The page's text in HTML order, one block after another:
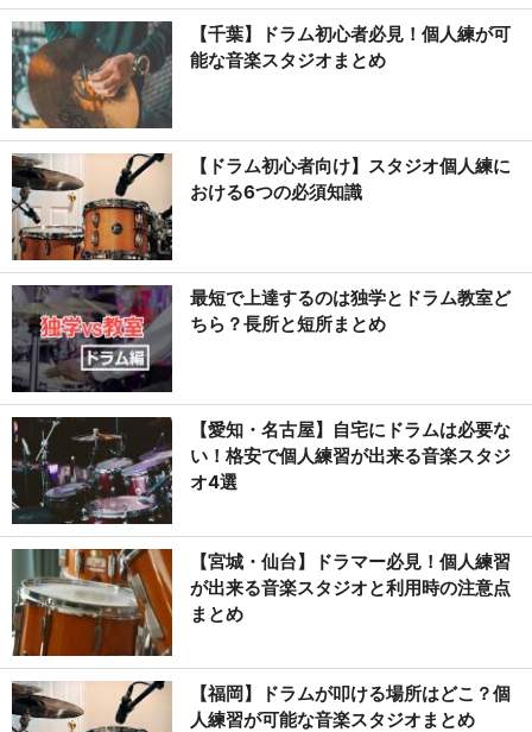
【千葉】ドラム初心者必見！個人練が可
能な音楽スタジオまとめ
【ドラム初心者向け】スタジオ個人練に
おける6つの必須知識
最短で上達するのは独学とドラム教室ど
ちら？長所と短所まとめ
【愛知・名古屋】自宅にドラムは必要な
い！格安で個人練習が出来る音楽スタジ
オ4選
【宮城・仙台】ドラマー必見！個人練習
が出来る音楽スタジオと利用時の注意点
まとめ
【福岡】ドラムが叩ける場所はどこ？個
人練習が可能な音楽スタジオまとめ